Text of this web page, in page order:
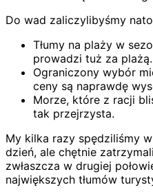
Do wad zaliczylibyśmy
Tłumy na plaży w
prowadzi tuż za plażą.
Ograniczony wybór
ceny są naprawdę
Morze, które z racji
tak przejrzysta.
My kilka razy spędziliśmy
dzień, ale chętnie
zwłaszcza w drugiej
największych tłumów